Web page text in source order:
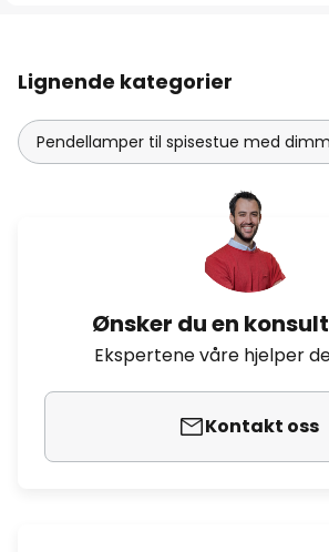
Lignende kategorier
Pendellamper til spisestue med
Ønsker du en
Ekspertene våre hjelper
Kontakt oss